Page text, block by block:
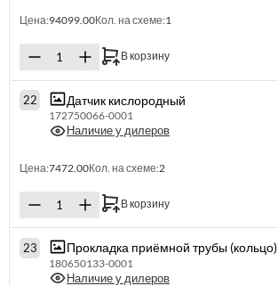
Цена:94099.00Кол. на схеме:1
В корзину
22 Датчик кислородный
172750066-0001
Наличие у дилеров
Цена:7472.00Кол. на схеме:2
В корзину
23 Прокладка приёмной трубы (кольцо)
180650133-0001
Наличие у дилеров